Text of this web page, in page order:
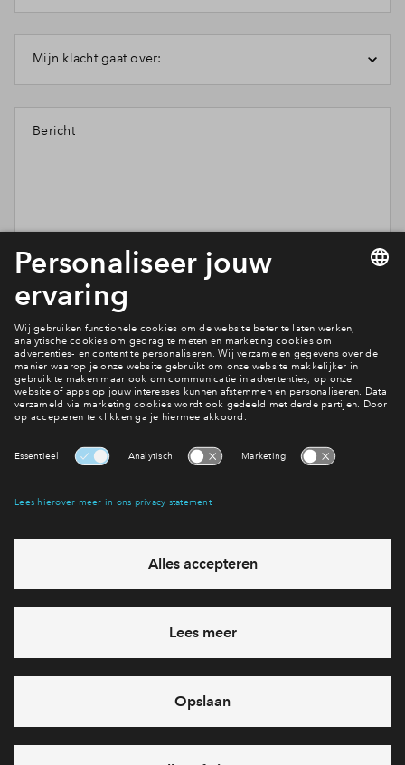
Mijn klacht gaat over:
Bericht
Wil je weten wat wij met je gegevens doen? Klik dan hier
voor ons privacy statement
Verstuur
eventuele projecten
Ja, ik wil mij aanmelden
Heb je een vraag en wil je direct antwoord? Bel ons op088 -
71 22 198
6 dagen per week beschikbaar (behalve tijdens
feestdagen)